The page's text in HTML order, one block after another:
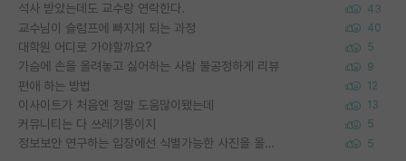
석사 받았는데도 교수랑 연락한다. 43
교수님이 슬럼프에 빠지게 되는 과정 40
대학원 어디로 가야할까요? 5
가슴에 손을 올려놓고 싫어하는 사람 불공정하게 리뷰 9
편애 하는 방법 12
이사이트가 처음엔 정말 도움많이됐는데 13
커뮤니티는 다 쓰레기통이지 5
정보보안 연구하는 입장에선 식별가능한 사진을 올리는건 비추이긴함 5